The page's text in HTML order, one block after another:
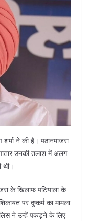
ने की है। पठानमाजरा
उनकी तलाश में अलग-
थी।
के खिलाफ पटियाला के
पर दुष्कर्म का मामला
ने उन्हें पकड़ने के लिए